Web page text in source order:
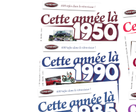
Plus large que la
l’arrière, la Z06 reçoit
avant et arrière,
série.
Un kit en carbone est
et des ailettes à l’avant
plus grand.
Une option, nommée ;